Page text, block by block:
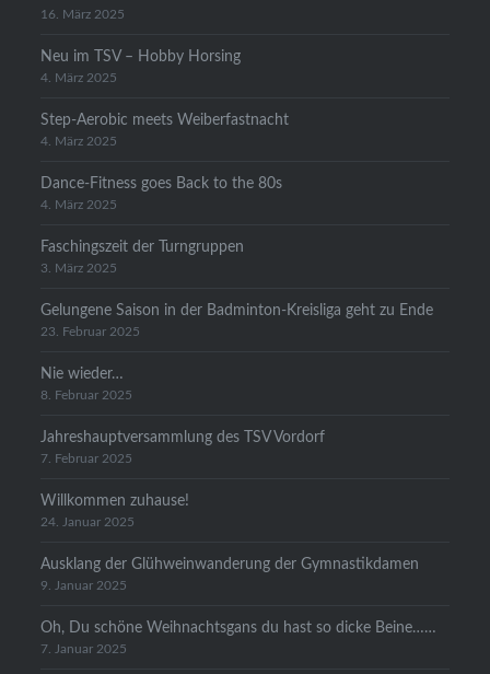
16. März 2025
Neu im TSV – Hobby Horsing
4. März 2025
Step-Aerobic meets Weiberfastnacht
4. März 2025
Dance-Fitness goes Back to the 80s
4. März 2025
Faschingszeit der Turngruppen
3. März 2025
Gelungene Saison in der Badminton-Kreisliga geht zu Ende
23. Februar 2025
Nie wieder…
8. Februar 2025
Jahreshauptversammlung des TSV Vordorf
7. Februar 2025
Willkommen zuhause!
24. Januar 2025
Ausklang der Glühweinwanderung der Gymnastikdamen
9. Januar 2025
Oh, Du schöne Weihnachtsgans du hast so dicke Beine……
7. Januar 2025